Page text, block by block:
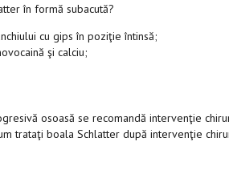
în formă subacută?
cu gips în poziţie întinsă;
şi calciu;
osoasă se recomandă intervenţie
trataţi boala Schlatter după intervenţie